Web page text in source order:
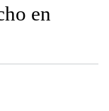
en